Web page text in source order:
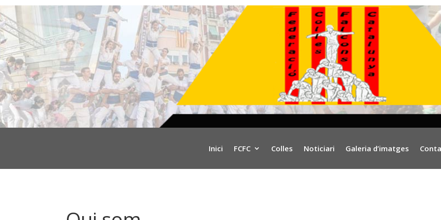
Inici FCFC Colles Noticiari Galeria d’imatges